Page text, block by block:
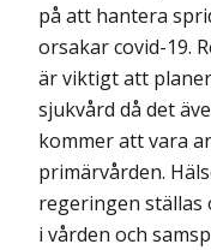
på att hantera
orsakar covid-19.
är viktigt att
sjukvård då det
kommer att vara
primärvården.
regeringen ställas
i vården och